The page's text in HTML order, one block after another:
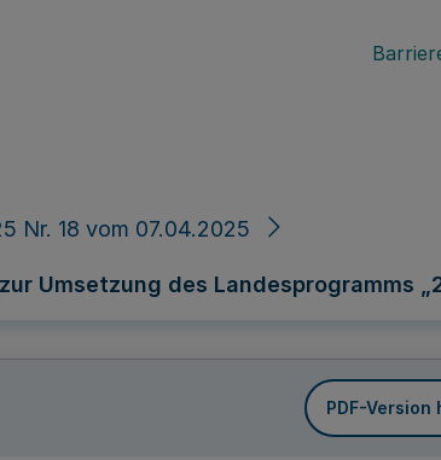
Nr. 18 vom 07.04.2025
Umsetzung des Landesprogramms
PDF-